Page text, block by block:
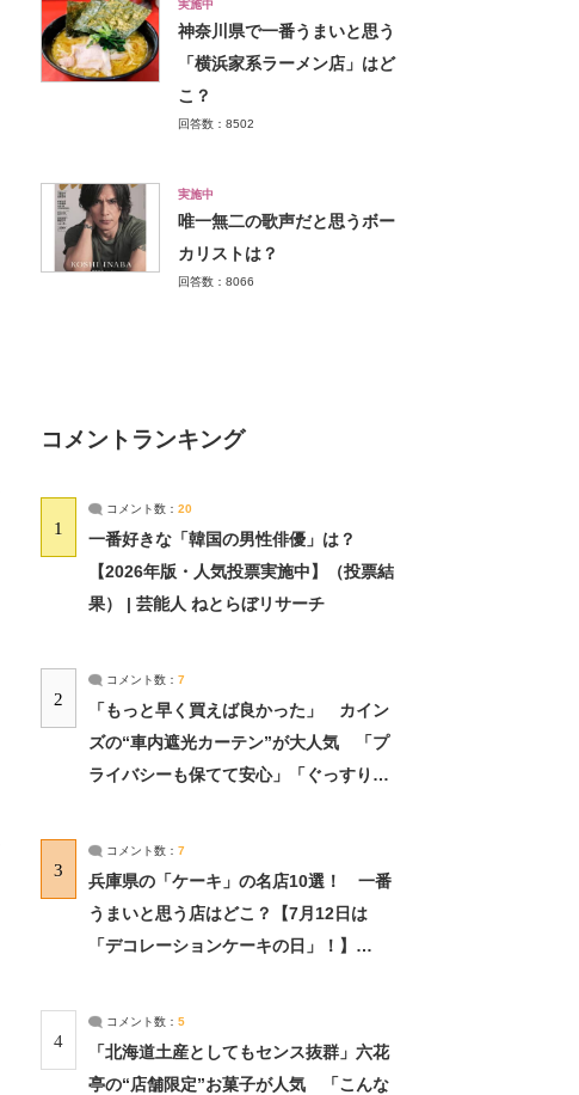
実施中
神奈川県で一番うまいと思う
「横浜家系ラーメン店」はど
こ？
回答数：8502
実施中
唯一無二の歌声だと思うボー
カリストは？
回答数：8066
コメントランキング
1
コメント数： 20
一番好きな「韓国の男性俳優」は？
【2026年版・人気投票実施中】（投票結
果） | 芸能人 ねとらぼリサーチ
2
コメント数： 7
「もっと早く買えば良かった」 カイン
ズの“車内遮光カーテン”が大人気 「プ
ライバシーも保てて安心」「ぐっすり眠
3
コメント数： 7
兵庫県の「ケーキ」の名店10選！ 一番
うまいと思う店はどこ？【7月12日は
「デコレーションケーキの日」！】
4
コメント数： 5
「北海道土産としてもセンス抜群」六花
亭の“店舗限定”お菓子が人気 「こんな